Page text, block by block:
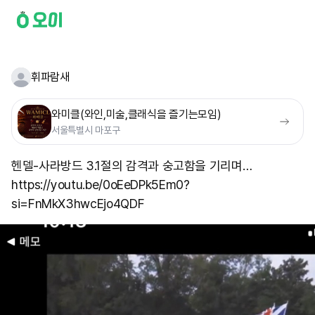
휘파람새
와미클(와인,미술,클래식을 즐기는모임)
서울특별시 마포구
헨델-사라방드 3.1절의 감격과 숭고함을 기리며…
https://youtu.be/0oEeDPk5Em0?
si=FnMkX3hwcEjo4QDF